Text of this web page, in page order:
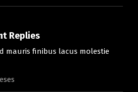
Replies
mauris finibus lacus molestie